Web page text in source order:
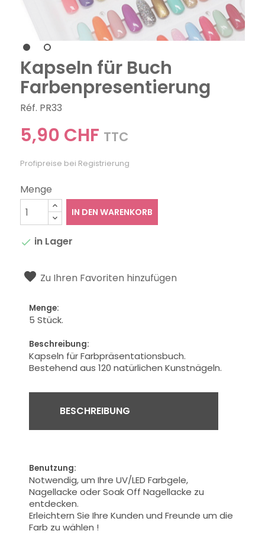
Kapseln für Buch
Farbenpresentierung
Réf. PR33
5,90 CHF TTC
Profipreise bei Registrierung
Menge
IN DEN WARENKORB
 in Lager
Zu Ihren Favoriten hinzufügen
Menge:
5 Stück.
Beschreibung:
Kapseln für Farbpräsentationsbuch.
Bestehend aus 120 natürlichen Kunstnägeln.
BESCHREIBUNG
Benutzung:
Notwendig, um Ihre UV/LED Farbgele,
Nagellacke oder Soak Off Nagellacke zu
entdecken.
Erleichtern Sie Ihre Kunden und Freunde um die
Farb zu wählen !